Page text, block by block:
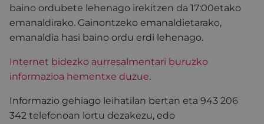
baino ordubete lehenago irekitzen da 17:00etako
emanaldirako. Gainontzeko emanaldietarako,
emanaldia hasi baino ordu erdi lehenago.
Internet bidezko aurresalmentari buruzko
informazioa hementxe duzue.
Informazio gehiago leihatilan bertan eta 943 206
342 telefonoan lortu dezakezu, edo